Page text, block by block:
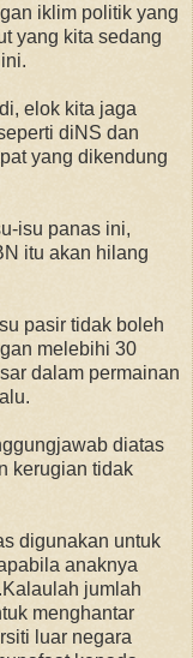
iklim politik yang
yang kita sedang
elok kita jaga
diNS dan
yang dikendung
isu panas ini,
itu akan hilang
pasir tidak boleh
melebihi 30
dalam permainan
diatas
kerugian tidak
digunakan untuk
anaknya
jumlah
menghantar
luar negara